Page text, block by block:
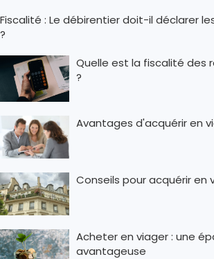
Fiscalité : Le débirentier doit-il déclarer
?
Quelle est la fiscalité des
?
Avantages d'acquérir en
Conseils pour acquérir en
Acheter en viager : une
avantageuse